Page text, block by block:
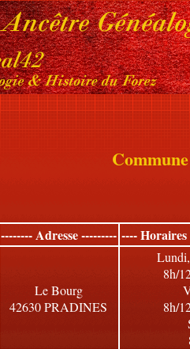
-------- Adresse --------- ---- Horaires
Le Bourg
42630 PRADINES
8h/
8h/